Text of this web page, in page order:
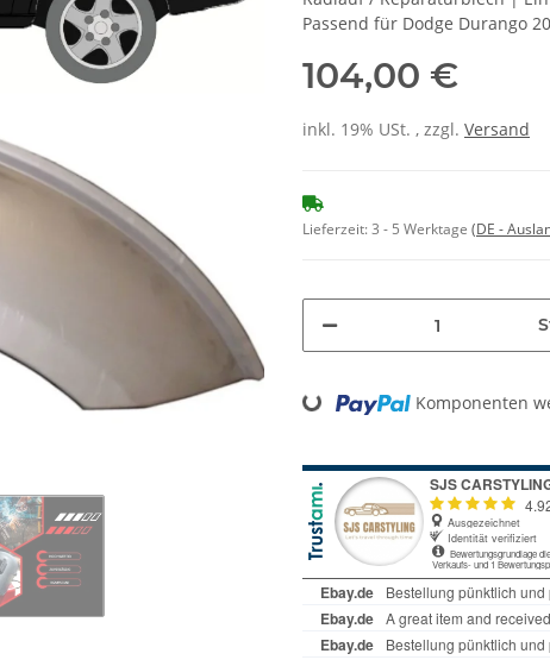
Passend für Dodge Durango
104,00 €
inkl. 19% USt. , zzgl. Versand
Lieferzeit:3 - 5 Werktage (DE -
Loading... Komponenten